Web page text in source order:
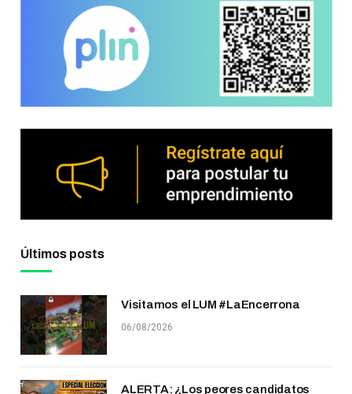
Últimos posts
Visitamos el LUM #LaEncerrona
06/08/2026
ALERTA: ¿Los peores candidatos